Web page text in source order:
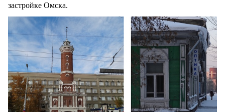
застройке Омска.